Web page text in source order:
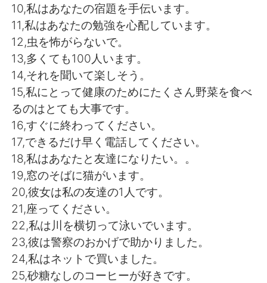
10,私はあなたの宿題を手伝います。
11,私はあなたの勉強を心配しています。
12,虫を怖がらないで。
13,多くても100人います。
14,それを聞いて楽しそう。
15,私にとって健康のためにたくさん野菜を食べ
るのはとても大事です。
16,すぐに終わってください。
17,できるだけ早く電話してください。
18,私はあなたと友達になりたい。。
19,窓のそばに猫がいます。
20,彼女は私の友達の1人です。
21,座ってください。
22,私は川を横切って泳いでいます。
23,彼は警察のおかげで助かりました。
24,私はネットで買いました。
25,砂糖なしのコーヒーが好きです。